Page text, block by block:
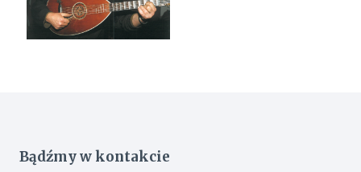
Bądźmy w kontakcie